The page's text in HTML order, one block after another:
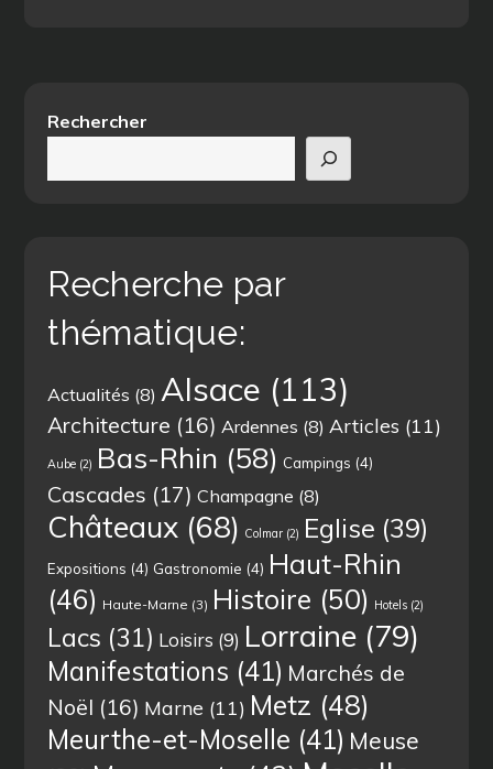
Rechercher
Recherche par
thématique:
Actualités (8) Alsace (113)
Architecture (16) Ardennes (8) Articles (11)
Aube (2) Bas-Rhin (58) Campings (4)
Cascades (17) Champagne (8)
Châteaux (68) Colmar (2) Eglise (39)
Expositions (4) Gastronomie (4) Haut-Rhin
(46) Haute-Marne (3) Histoire (50) Hotels (2)
Lacs (31) Loisirs (9) Lorraine (79)
Manifestations (41) Marchés de
Noël (16) Marne (11) Metz (48)
Meurthe-et-Moselle (41) Meuse